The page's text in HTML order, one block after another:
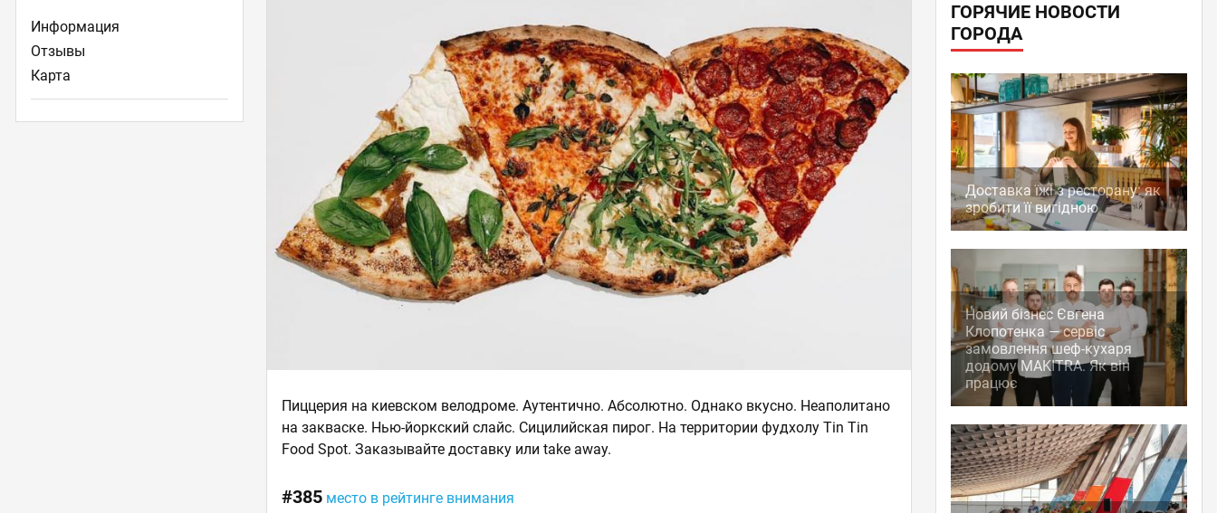
Пиццерия на киевском велодроме. Аутентично. Абсолютно. Однако вкусно. Неаполитано
на закваске. Нью-йоркский слайс. Сицилийская пирог. На территории фудхолу Tin Tin
Food Spot. Заказывайте доставку или take away.
#385 место в рейтинге внимания
Информация
Отзывы
Карта
ГОРЯЧИЕ НОВОСТИ
ГОРОДА
Доставка їжі з ресторану: як
зробити її вигідною
Новий бізнес Євгена
Клопотенка — сервіс
замовлення шеф-кухаря
додому MAKITRA. Як він
працює